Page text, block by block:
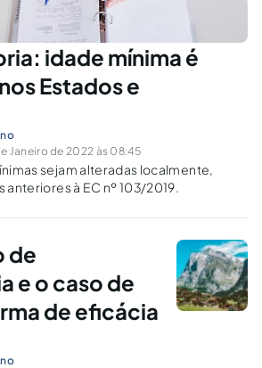
idade mínima é
Estados e
Janeiro de 2022 às 08:45
sejam alteradas localmente,
à EC nº 103/2019.
de
e o caso de
de eficácia